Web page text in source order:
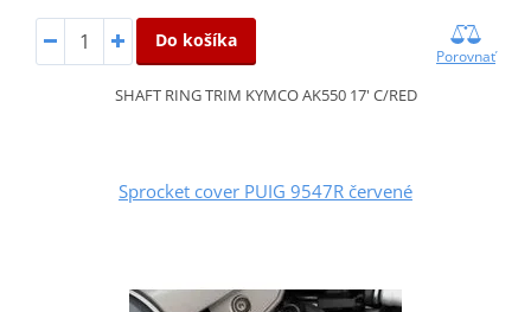
Do košíka
Porovnať
SHAFT RING TRIM KYMCO AK550 17' C/RED
Sprocket cover PUIG 9547R červené